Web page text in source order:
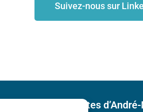
Suivez-nous sur
des découvertes